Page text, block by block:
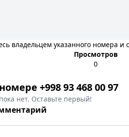
владельцем указанного номера
Просмотров
0
+998 93 468 00 97
нет. Оставьте первый!